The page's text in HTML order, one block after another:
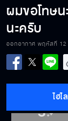
ผมขอโทษ
นะครับ
ออกอากาศ พฤหัสที่ 12
ไฮไ